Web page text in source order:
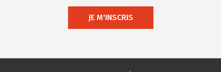
JE M'INSCRIS